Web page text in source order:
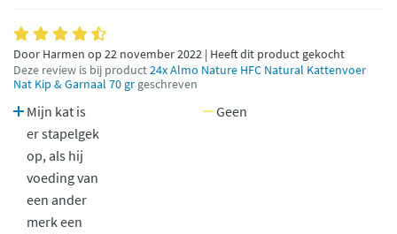
Door Harmen op 22 november 2022 | Heeft dit product gekocht
Deze review is bij product24x Almo Nature HFC Natural Kattenvoer
Nat Kip & Garnaal 70 gr geschreven
Mijn kat is
er stapelgek
op, als hij
voeding van
een ander
merk een
Geen